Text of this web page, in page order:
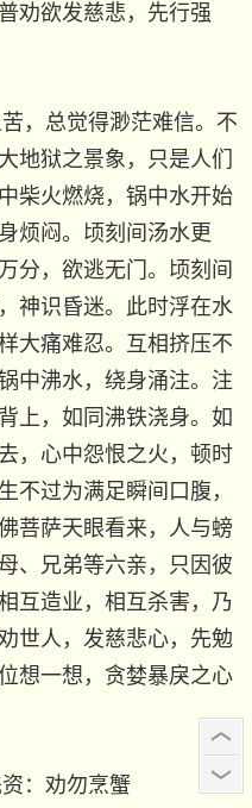
劝欲发慈悲，先行强
，总觉得渺茫难信。不
地狱之景象，只是人们
柴火燃烧，锅中水开始
烦闷。顷刻间汤水更
分，欲逃无门。顷刻间
神识昏迷。此时浮在水
大痛难忍。互相挤压不
中沸水，绕身涌注。注
上，如同沸铁浇身。如
，心中怨恨之火，顿时
不过为满足瞬间口腹，
菩萨天眼看来，人与螃
、兄弟等六亲，只因彼
互造业，相互杀害，乃
世人，发慈悲心，先勉
想一想，贪婪暴戾之心
： 劝勿烹蟹